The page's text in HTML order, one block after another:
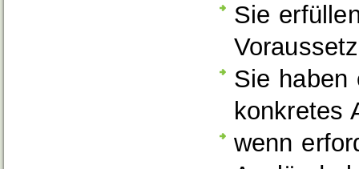
Sie
Sie haben
konkretes
wenn